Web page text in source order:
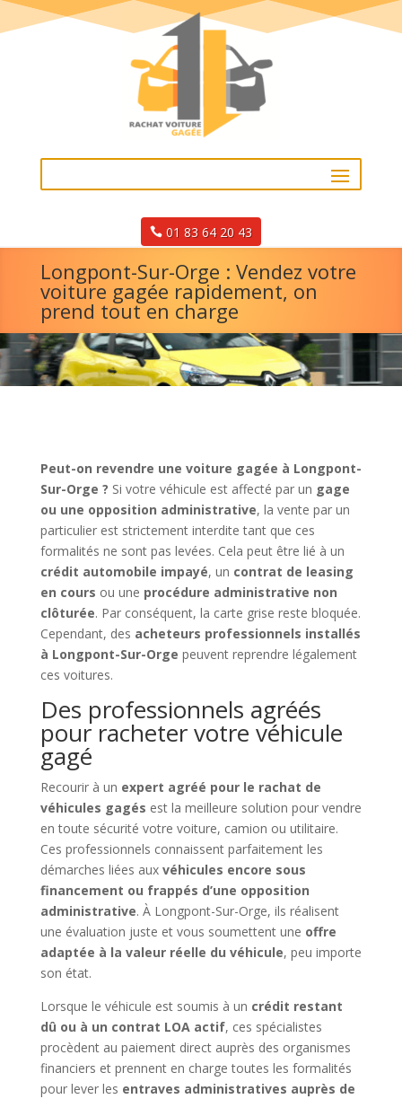
01 83 64 20 43
Longpont-Sur-Orge : Vendez votre
voiture gagée rapidement, on
prend tout en charge
Peut-on revendre une voiture gagée à Longpont-
Sur-Orge ? Si votre véhicule est affecté par un gage
ou une opposition administrative, la vente par un
particulier est strictement interdite tant que ces
formalités ne sont pas levées. Cela peut être lié à un
crédit automobile impayé, un contrat de leasing
en cours ou une procédure administrative non
clôturée. Par conséquent, la carte grise reste bloquée.
Cependant, des acheteurs professionnels installés
à Longpont-Sur-Orge peuvent reprendre légalement
ces voitures.
Des professionnels agréés
pour racheter votre véhicule
gagé
Recourir à un expert agréé pour le rachat de
véhicules gagés est la meilleure solution pour vendre
en toute sécurité votre voiture, camion ou utilitaire.
Ces professionnels connaissent parfaitement les
démarches liées aux véhicules encore sous
financement ou frappés d’une opposition
administrative. À Longpont-Sur-Orge, ils réalisent
une évaluation juste et vous soumettent une offre
adaptée à la valeur réelle du véhicule, peu importe
son état.
Lorsque le véhicule est soumis à un crédit restant
dû ou à un contrat LOA actif, ces spécialistes
procèdent au paiement direct auprès des organismes
financiers et prennent en charge toutes les formalités
pour lever les entraves administratives auprès de